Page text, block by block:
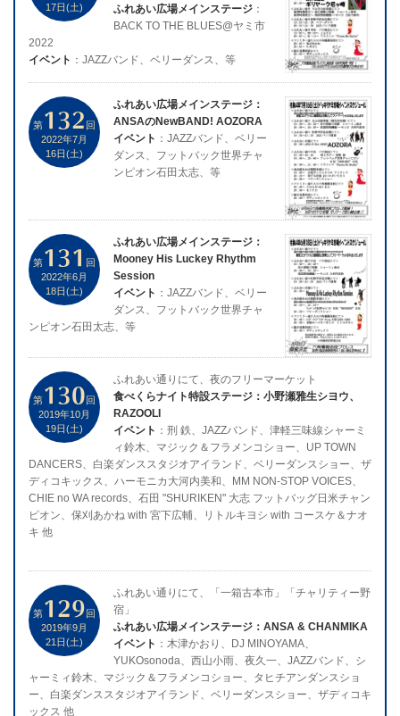
17日(土)
ふれあい広場メインステージ ：
BACK TO THE BLUES@ヤミ市
2022
イベント ：JAZZバンド、ベリーダンス、等
第132 回
2022年7月
16日(土)
ふれあい広場メインステージ：
ANSAのNewBAND! AOZORA
イベント ：JAZZバンド、ベリー
ダンス、フットバック世界チャ
ンピオン石田太志、等
第131 回
2022年6月
18日(土)
ふれあい広場メインステージ：
Mooney His Luckey Rhythm
Session
イベント ：JAZZバンド、ベリー
ダンス、フットバック世界チャ
ンピオン石田太志、等
第130回
2019年10月
19日(土)
ふれあい通りにて、夜のフリーマーケット
食べくらナイト特設ステージ：小野瀬雅生シヨウ、
RAZOOLI
イベント ：刑 鉄、JAZZバンド、津軽三味線シャーミ
ィ鈴木、マジック＆フラメンコショー、UP TOWN
DANCERS、白楽ダンススタジオアイランド、ベリーダンスショー、ザ
ディコキックス、ハーモニカ大河内美和、MM NON-STOP VOICES、
CHIE no WA records、石田 "SHURIKEN" 大志 フットバッグ日米チャン
ピオン、保刈あかね with 宮下広輔、リトルキヨシ with コースケ＆ナオ
キ 他
第129回
2019年9月
21日(土)
ふれあい通りにて、「一箱古本市」「チャリティー野
宿」
ふれあい広場メインステージ：ANSA & CHANMIKA
イベント ：木津かおり、DJ MINOYAMA、
YUKOsonoda、西山小雨、夜久一、JAZZバンド、シ
ャーミィ鈴木、マジック＆フラメンコショー、タヒチアンダンスショ
ー、白楽ダンススタジオアイランド、ベリーダンスショー、ザディコキ
ックス 他